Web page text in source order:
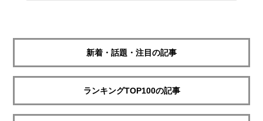
新着・話題・注目の記事
ランキングTOP100の記事